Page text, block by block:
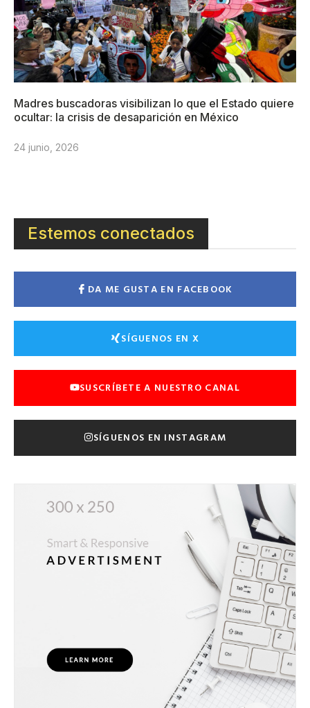
Madres buscadoras visibilizan lo que el Estado quiere
ocultar: la crisis de desaparición en México
24 junio, 2026
Estemos conectados
DA ME GUSTA EN FACEBOOK
SÍGUENOS EN X
SUSCRÍBETE A NUESTRO CANAL
SÍGUENOS EN INSTAGRAM